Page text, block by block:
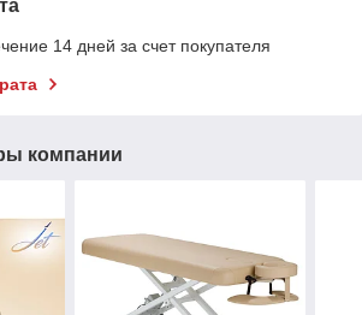
14 дней за счет покупателя
компании